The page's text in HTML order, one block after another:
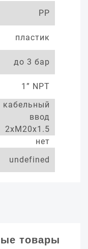
PP
пластик
до 3 бар
1” NPT
кабельный
ввод
2xM20x1.5
нет
undefined
товары